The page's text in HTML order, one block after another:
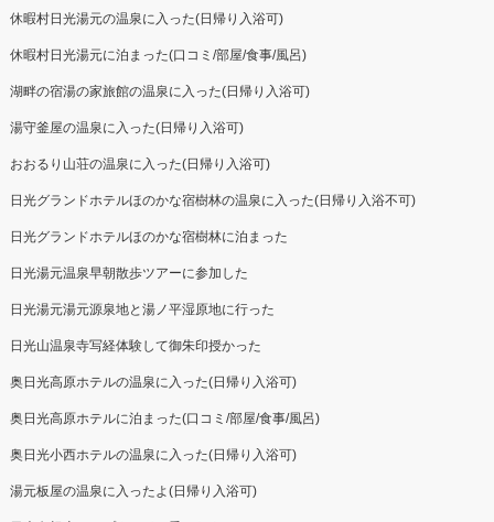
休暇村日光湯元の温泉に入った(日帰り入浴可)
休暇村日光湯元に泊まった(口コミ/部屋/食事/風呂)
湖畔の宿湯の家旅館の温泉に入った(日帰り入浴可)
湯守釜屋の温泉に入った(日帰り入浴可)
おおるり山荘の温泉に入った(日帰り入浴可)
日光グランドホテルほのかな宿樹林の温泉に入った(日帰り入浴不可)
日光グランドホテルほのかな宿樹林に泊まった
日光湯元温泉早朝散歩ツアーに参加した
日光湯元湯元源泉地と湯ノ平湿原地に行った
日光山温泉寺写経体験して御朱印授かった
奥日光高原ホテルの温泉に入った(日帰り入浴可)
奥日光高原ホテルに泊まった(口コミ/部屋/食事/風呂)
奥日光小西ホテルの温泉に入った(日帰り入浴可)
湯元板屋の温泉に入ったよ(日帰り入浴可)